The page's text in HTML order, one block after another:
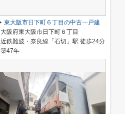
東大阪市日下町６丁目の中古一戸建
大阪府東大阪市日下町６丁目
近鉄難波・奈良線「石切」駅 徒歩24分
築47年